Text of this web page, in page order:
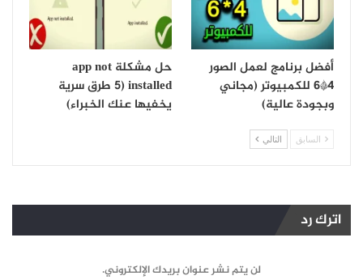
أفضل برنامج لعمل الصور
4*6 للكمبيوتر (مجاني
وبجودة عالية)
حل مشكلة app not
installed (5 طرق سرية
يخفيها عنك الخبراء)
السابق التالي
اترك رد
لن يتم نشر عنوان بريدك الإلكتروني.